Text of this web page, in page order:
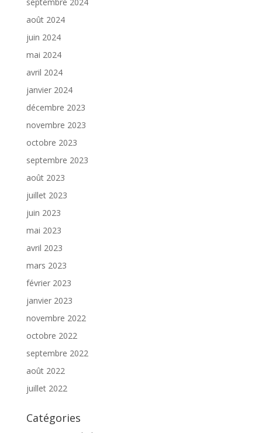
août 2024
juin 2024
mai 2024
avril 2024
janvier 2024
décembre 2023
novembre 2023
octobre 2023
septembre 2023
août 2023
juillet 2023
juin 2023
mai 2023
avril 2023
mars 2023
février 2023
janvier 2023
novembre 2022
octobre 2022
septembre 2022
août 2022
juillet 2022
Catégories